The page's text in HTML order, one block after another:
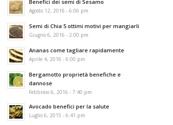
Benefici dei semi di Sesamo
Agosto 12, 2016 - 6:06 pm
Semi di Chia 5 ottimi motivi per mangiarli
Giugno 6, 2016 - 2:00 pm
Ananas come tagliare rapidamente
Aprile 4, 2016 - 6:00 pm
Bergamotto proprietà benefiche e
dannose
Febbraio 6, 2016 - 7:40 pm
Avocado benefici per la salute
Luglio 6, 2015 - 6:41 pm